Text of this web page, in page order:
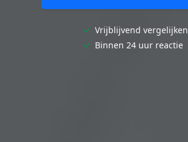
✓ Vrijblijvend vergelijken
✓ Binnen 24 uur reactie